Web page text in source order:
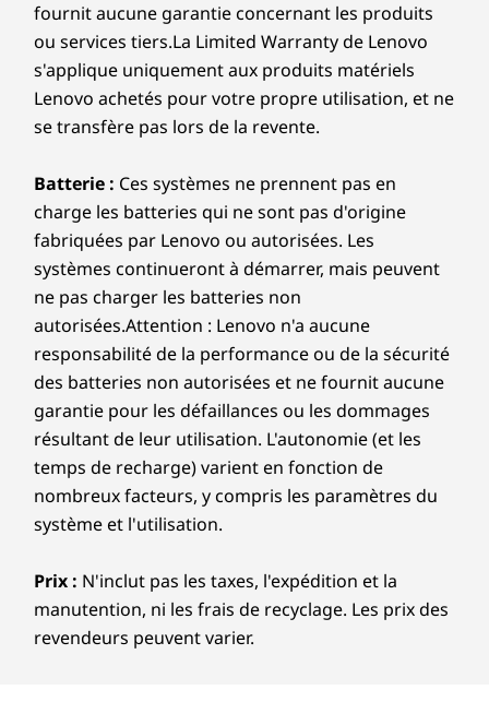
Les applications dont vous avez besoin
pour faire de
dispose de tout ce dont vous avez besoin pour
inspirer votre créateur intérieur. Créez
rapidement des photos et des vidéos
exceptionnelles avec les applications Adobe, et
supprimez les distractions indésirables avec
l'effaceur magique de Google Photos alimenté
par l'IA sur votre Chromebook IdeaPad Flex 5i
Plus. Ou basculez votre 2-en-1 en mode tente
et esquissez des conceptions avec le stylo
Lenovo USI en option.
Adaptateur secteur 45 W
Batterie interne
Guide de démarrage rapide
Plus d'informations
pièces commençant par 83EK disponible ici
*Toutes les spécifications ne sont pas disponibles sur
lenovo.com
Les spécifications peuvent varier selon la région et/ou le modèle et la
disponibilité
fournit aucune garantie concernant les produits
ou services tiers.La Limited Warranty de Lenovo
s'applique uniquement aux produits matériels
Lenovo achetés pour votre propre utilisation, et ne
se transfère pas lors de la revente.
Batterie : Ces systèmes ne prennent pas en
charge les batteries qui ne sont pas d'origine
fabriquées par Lenovo ou autorisées. Les
systèmes continueront à démarrer, mais peuvent
ne pas charger les batteries non
autorisées.Attention : Lenovo n'a aucune
responsabilité de la performance ou de la sécurité
des batteries non autorisées et ne fournit aucune
garantie pour les défaillances ou les dommages
résultant de leur utilisation. L'autonomie (et les
temps de recharge) varient en fonction de
nombreux facteurs, y compris les paramètres du
système et l'utilisation.
Prix : N'inclut pas les taxes, l'expédition et la
manutention, ni les frais de recyclage. Les prix des
revendeurs peuvent varier.